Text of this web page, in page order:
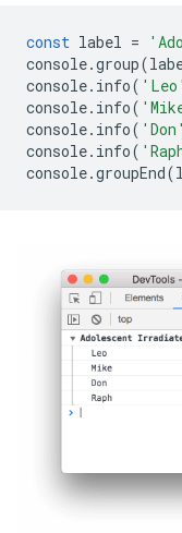
const label =
console.group(
console. info( 'Leo'
console. info(
console. info( 'Don'
console. info(
console.groupEnd(